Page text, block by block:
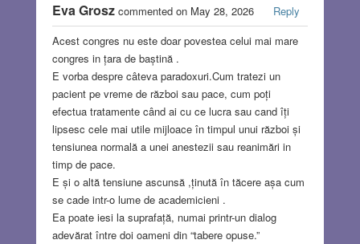
Eva Groszcommented on May 28, 2026
Reply
Acest congres nu este doar povestea celui mai mare
congres in țara de baștină .
E vorba despre câteva paradoxuri.Cum tratezi un
pacient pe vreme de război sau pace, cum poți
efectua tratamente când ai cu ce lucra sau cand îți
lipsesc cele mai utile mijloace în timpul unui război și
tensiunea normală a unei anestezii sau reanimări in
timp de pace.
E și o altă tensiune ascunsă ,ținută în tăcere așa cum
se cade intr-o lume de academicieni .
Ea poate iesi la suprafață, numai printr-un dialog
adevărat între doi oameni din “tabere opuse.”